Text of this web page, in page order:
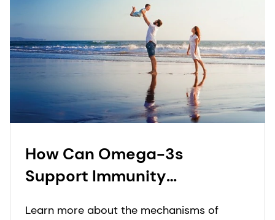
How Can Omega-3s
Support Immunity
Learn more about the mechanisms of